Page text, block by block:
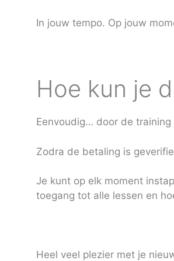
In jouw tempo. Op jouw
Hoe kun je
Eenvoudig… door de
Zodra de betaling is
Je kunt op elk moment
toegang tot alle lessen en
Heel veel plezier met je